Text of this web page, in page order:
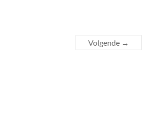
Volgende →